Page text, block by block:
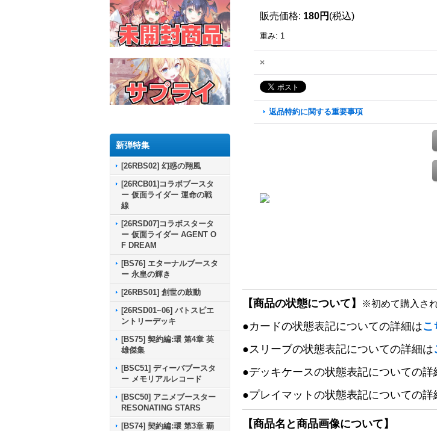
新弾特集
[26RBS02] 幻惑の翔風
[26RCB01]コラボブースタ
ー 仮面ライダー 運命の戦
線
[26RSD07]コラボスタータ
ー 仮面ライダー AGENT O
F DREAM
[BS76] エターナルブースタ
ー 永皇の輝き
[26RBS01] 創世の鼓動
[26RSD01~06] バトスピエ
ントリーデッキ
[BS75] 契約編:環 第4章 英
雄傑集
[BSC51] ディーバブースタ
ー メモリアルレコード
[BSC50] アニメブースター
RESONATING STARS
[BS74] 契約編:環 第3章 覇
販売価格: 180円 (税込)
重み: 1
×
返品特約に関する重要事項
【商品の状態について】 ※初めて購入さ
●カードの状態表記についての詳細はこ
●スリーブの状態表記についての詳細は
●デッキケースの状態表記についての詳
●プレイマットの状態表記についての詳
【商品名と商品画像について】